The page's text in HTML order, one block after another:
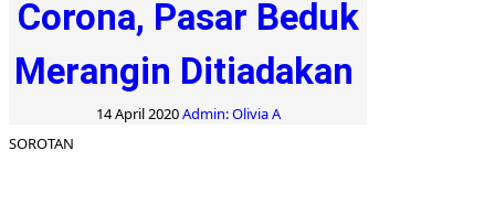
Corona, Pasar Beduk
Merangin Ditiadakan
14 April 2020Admin: Olivia A
SOROTAN